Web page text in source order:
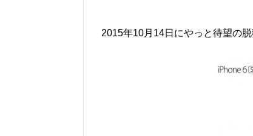
2015年10月14日にやっと待望の